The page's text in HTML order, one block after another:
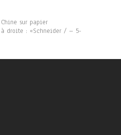
sur papier
droite : «Schneider / – 5-